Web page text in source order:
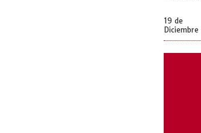
19 de
Diciembre